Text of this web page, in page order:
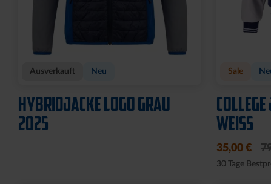
Ausverkauft Neu
HYBRIDJACKE LOGO GRAU
2025
Sale
WEISS
35,00 €
30 Tage